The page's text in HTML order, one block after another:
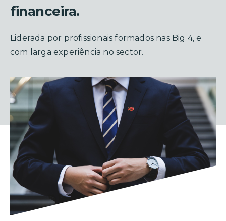
financeira.
Liderada por profissionais formados nas Big 4, e
com larga experiência no sector.